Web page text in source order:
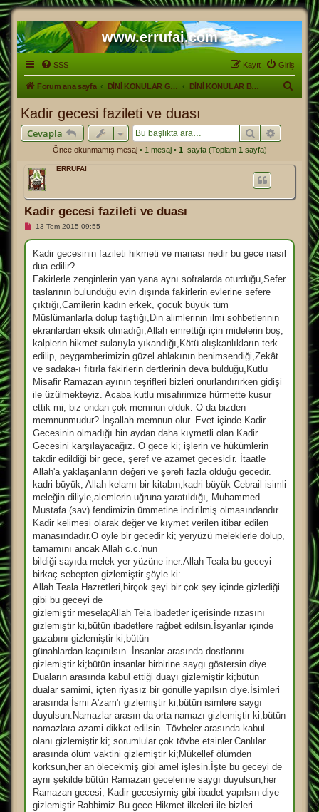
www.errufai.com
SSS Giriş
Kayıt
Forum ana sayfa DİNİ KONULAR GENEL DİNİ KONULAR BİLGİ PAYLAŞIM
Kadir gecesi fazileti ve duası
Cevapla Ara
Önce okunmamış mesaj• 1 mesaj • 1 . sayfa (Toplam 1 sayfa)
ERRUFAİ
Kadir gecesi fazileti ve duası
O
u
n
a
m
ş
m
e
s
a
13 Tem 2015 09:55
Kadir gecesinin fazileti hikmeti ve manası nedir bu gece nasıl
dua edilir?
Fakirlerle zenginlerin yan yana aynı sofralarda oturduğu,Sefer
taslarının bulunduğu evin dışında fakirlerin evlerine sefere
çıktığı,Camilerin kadın erkek, çocuk büyük tüm
Müslümanlarla dolup taştığı,Din alimlerinin ilmi sohbetlerinin
ekranlardan eksik olmadığı,Allah emrettiği için midelerin boş,
kalplerin hikmet sularıyla yıkandığı,Kötü alışkanlıkların terk
edilip, peygamberimizin güzel ahlakının benimsendiği,Zekât
ve sadaka-ı fıtırla fakirlerin dertlerinin deva bulduğu,Kutlu
Misafir Ramazan ayının teşrifleri bizleri onurlandırırken gidişi
ile üzülmekteyiz. Acaba kutlu misafirimize hürmette kusur
ettik mi, biz ondan çok memnun olduk. O da bizden
memnunmudur? İnşallah memnun olur. Evet içinde Kadir
Gecesinin olmadığı bin aydan daha kıymetli olan Kadir
Gecesini karşılayacağız. O gece ki; işlerin ve hükümlerin
takdir edildiği bir gece, şeref ve azamet gecesidir. İtaatle
Allah'a yaklaşanların değeri ve şerefi fazla olduğu gecedir.
kadri büyük, Allah kelamı bir kitabın,kadri büyük Cebrail isimli
meleğin diliyle,alemlerin uğruna yaratıldığı, Muhammed
Mustafa (sav) fendimizin ümmetine indirilmiş olmasındandır.
Kadir kelimesi olarak değer ve kıymet verilen itibar edilen
manasındadır.O öyle bir gecedir ki; yeryüzü meleklerle dolup,
tamamını ancak Allah c.c.'nun
bildiği sayıda melek yer yüzüne iner.Allah Teala bu geceyi
birkaç sebepten gizlemiştir şöyle ki:
Allah Teala Hazretleri,birçok şeyi bir çok şey içinde gizlediği
gibi bu geceyi de
gizlemiştir mesela;Allah Tela ibadetler içerisinde rızasını
gizlemiştir ki,bütün ibadetlere rağbet edilsin.İsyanlar içinde
gazabını gizlemiştir ki;bütün
günahlardan kaçınılsın. İnsanlar arasında dostlarını
gizlemiştir ki;bütün insanlar birbirine saygı göstersin diye.
Duaların arasında kabul ettiği duayı gizlemiştir ki;bütün
dualar samimi, içten riyasız bir gönülle yapılsın diye.İsimleri
arasında İsmi A'zam'ı gizlemiştir ki;bütün isimlere saygı
duyulsun.Namazlar arasın da orta namazı gizlemiştir ki;bütün
namazlara azami dikkat edilsin. Tövbeler arasında kabul
olanı gizlemiştir ki; sorumlular çok tövbe etsinler.Canlılar
arasında ölüm vaktini gizlemiştir ki;Mükellef ölümden
korksun,her an ölecekmiş gibi amel işlesin.İşte bu geceyi de
aynı şekilde bütün Ramazan gecelerine saygı duyulsun,her
Ramazan gecesi, Kadir gecesiymiş gibi ibadet yapılsın diye
gizlemiştir.Rabbimiz Bu gece Hikmet ilkeleri ile bizleri